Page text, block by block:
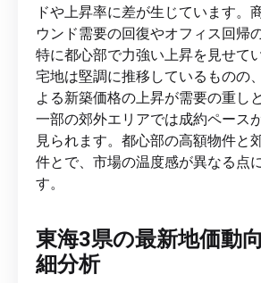
ドや上昇率に差が生じています。
ウンド需要の回復やオフィス回帰
特に都心部で力強い上昇を見せて
宅地は堅調に推移しているものの
よる新築価格の上昇が需要の重し
一部の郊外エリアでは成約ペース
見られます。都心部の高額物件と
件とで、市場の温度感が異なる点
す。
東海3県の最新地価動
細分析